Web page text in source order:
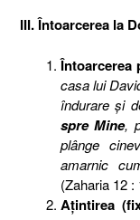
III. Întoarcerea la
Întoarcerea
casa lui
îndurare şi
spre Mine,
plânge
amarnic
(Zaharia 12 :
Aţintirea